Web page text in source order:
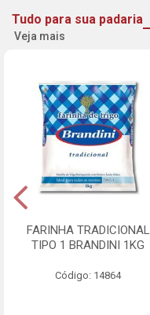
Tudo para sua padaria
Veja mais
FARINHA TRADICIONAL
TIPO 1 BRANDINI 1KG
Código: 14864